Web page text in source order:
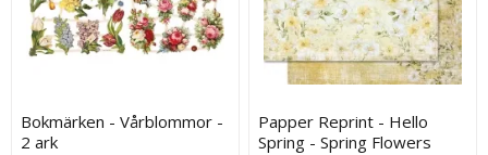
Bokmärken - Vårblommor -
2 ark
Papper Reprint - Hello
Spring - Spring Flowers